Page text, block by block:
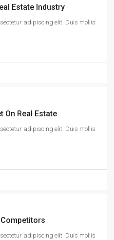
Estate Industry
adipiscing elit. Duis mollis
On Real Estate
adipiscing elit. Duis mollis
adipiscing elit. Duis mollis